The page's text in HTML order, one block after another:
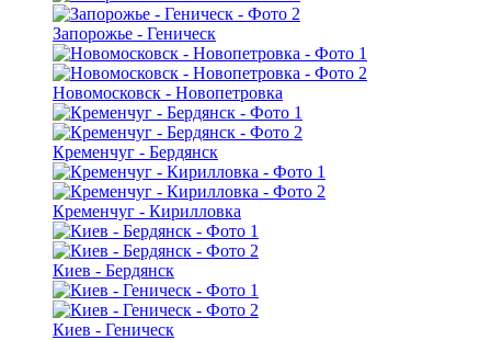
Запорожье - Геническ
Новомосковск - Новопетровка
Кременчуг - Бердянск
Кременчуг - Кирилловка
Киев - Бердянск
Киев - Геническ